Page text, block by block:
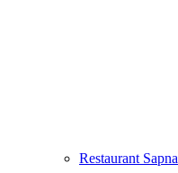
Restaurant Sapna